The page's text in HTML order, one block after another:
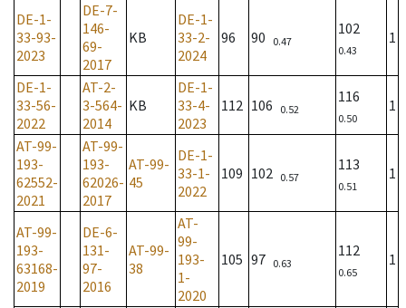
DE-1-
33-93-
2023
DE-7-
146-
69-
2017
KB
DE-1-
33-2-
2024
96 90 0.47
102
0.43
1
DE-1-
33-56-
2022
AT-2-
3-564-
2014
KB
DE-1-
33-4-
2023
112 106 0.52
116
0.50
1
AT-99-
193-
62552-
2021
AT-99-
193-
62026-
2017
AT-99-
45
DE-1-
33-1-
2022
109 102 0.57
113
0.51
1
AT-99-
193-
63168-
2019
DE-6-
131-
97-
2016
AT-99-
38
AT-
99-
193-
1-
2020
105 97 0.63
112
0.65
1